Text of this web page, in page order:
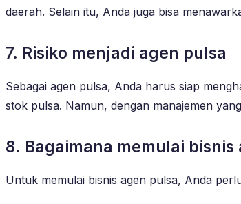
daerah. Selain itu, Anda juga bisa
7. Risiko menjadi agen pulsa
Sebagai agen pulsa, Anda harus siap
stok pulsa. Namun, dengan manajemen
8. Bagaimana memulai bisnis
Untuk memulai bisnis agen pulsa, Anda